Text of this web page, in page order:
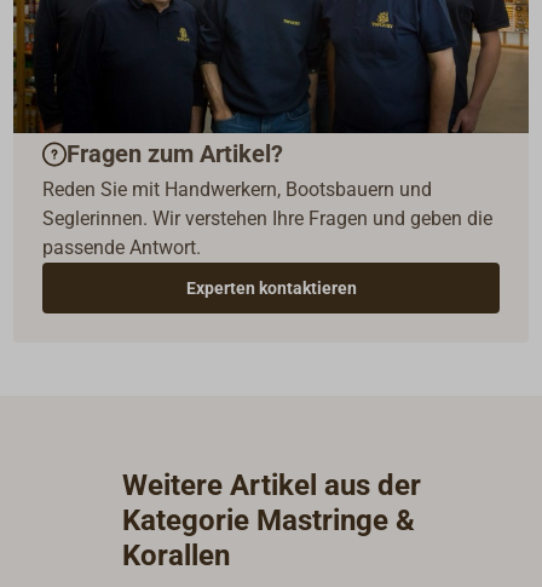
Fragen zum Artikel?
Reden Sie mit Handwerkern, Bootsbauern und
Seglerinnen. Wir verstehen Ihre Fragen und geben die
passende Antwort.
Experten kontaktieren
Weitere Artikel aus der
Kategorie Mastringe &
Korallen